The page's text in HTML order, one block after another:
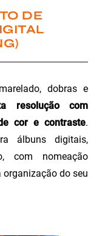
DE
dobras e
resolução com
cor e contraste.
álbuns digitais,
com nomeação
organização do seu